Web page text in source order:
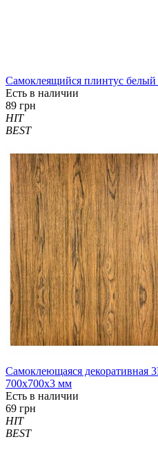
Самоклеящийся плинтус
Есть в наличии
89 грн
HIT
BEST
Самоклеющаяся декоративная
700x700x3 мм
Есть в наличии
69 грн
HIT
BEST